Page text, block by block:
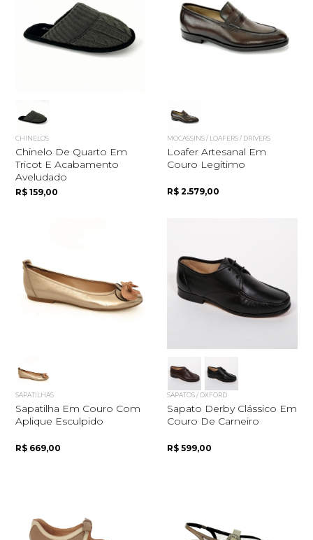
CHINELOS
Chinelo De Quarto Em
Tricot E Acabamento
Aveludado
R$ 159,00
MOCASSINS / LOAFERS / DRIVERS
Loafer Artesanal Em
Couro Legítimo
R$ 2.579,00
SAPATILHAS
Sapatilha Em Couro Com
Aplique Esculpido
R$ 669,00
SAPATOS / OXFORD
Sapato Derby Clássico Em
Couro De Carneiro
R$ 599,00